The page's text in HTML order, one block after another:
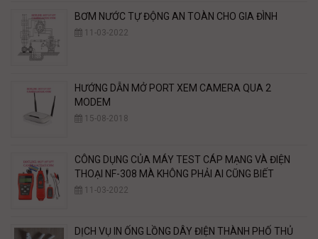
BƠM NƯỚC TỰ ĐỘNG AN TOÀN CHO GIA ĐÌNH
11-03-2022
HƯỚNG DẪN MỞ PORT XEM CAMERA QUA 2
MODEM
15-08-2018
CÔNG DỤNG CỦA MÁY TEST CÁP MẠNG VÀ ĐIỆN
THOẠI NF-308 MÀ KHÔNG PHẢI AI CŨNG BIẾT
11-03-2022
DỊCH VỤ IN ỐNG LỒNG DÂY ĐIỆN THÀNH PHỐ THỦ